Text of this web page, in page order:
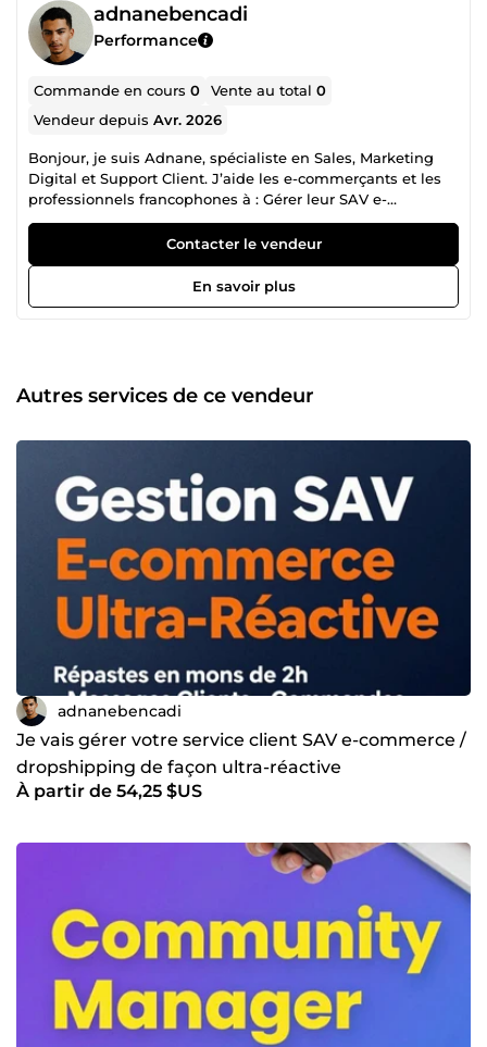
adnanebencadi
Performance
Commande en cours0 Vente au total0
Vendeur depuisAvr. 2026
Bonjour, je suis Adnane, spécialiste en Sales, Marketing
Digital et Support Client. J’aide les e-commerçants et les
professionnels francophones à : Gérer leur SAV e-
commerce de façon ultra-réactive Animer
professionnellement leurs réseaux sociaux Générer des
leads B2B qualifiés sur LinkedIn Réactif, organisé et
orienté résultats, je m’adapte à vos besoins et à votre ton
de marque pour vous faire gagner du temps et booster
Contacter le vendeur
En savoir plus
Autres services de ce vendeur
adnanebencadi
Je vais gérer votre service client SAV e-commerce /
dropshipping de façon ultra-réactive
À partir de 54,25 $US